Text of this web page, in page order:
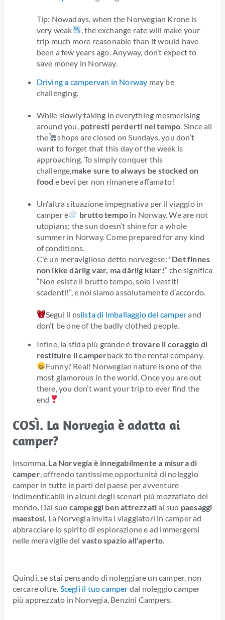
Tip: Nowadays, when the Norwegian Krone is
very weak
, the exchange rate will make your
trip much more reasonable than it would have
been a few years ago. Anyway, don’t expect to
save money in Norway.
Driving a campervan in Norway may be
challenging.
While slowly taking in everything mesmerising
around you, potresti perderti nel tempo. Since all
the
shops are closed on Sundays, you don’t
want to forget that this day of the week is
approaching. To simply conquer this
challenge,make sure to always be stocked on
food e bevi per non rimanere affamato!
Un'altra situazione impegnativa per il viaggio in
camper è
brutto tempo in Norway. We are not
utopians; the sun doesn’t shine for a whole
summer in Norway. Come prepared for any kind
of conditions.
C'è un meraviglioso detto norvegese: "Det finnes
non ikke dårlig vær, ma dårlig klær!” che significa
“Non esiste il brutto tempo, solo i vestiti
scadenti!”, e noi siamo assolutamente d’accordo.
Segui il nslista di imballaggio del camperand
don’t be one of the badly clothed people.
Infine, la sfida più grande è trovare il coraggio di
restituire il camperback to the rental company.
Funny? Real! Norwegian nature is one of the
most glamorous in the world. Once you are out
there, you don’t want your trip to ever find the
end
COSÌ. La Norvegia è adatta ai
camper?
Insomma, La Norvegia è innegabilmente a misura di
camper, offrendo tantissime opportunità di noleggio
camper in tutte le parti del paese per avventure
indimenticabili in alcuni degli scenari più mozzafiato del
mondo. Dal suo campeggi ben attrezzatial suo paesaggi
maestosi, La Norvegia invita i viaggiatori in camper ad
abbracciare lo spirito di esplorazione e ad immergersi
nelle meraviglie del vasto spazio all'aperto.
Quindi, se stai pensando di noleggiare un camper, non
cercare oltre. Scegli il tuo camper dal noleggio camper
più apprezzato in Norvegia, Benzini Campers.